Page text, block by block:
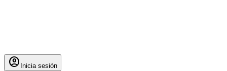
account_circle Inicia sesión